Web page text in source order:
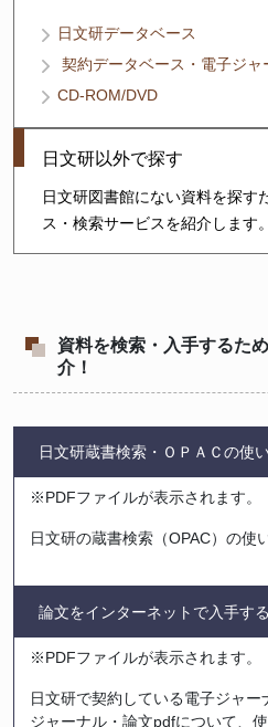
日文研データベース
契約データベース・電子ジャ
CD-ROM/DVD
日文研以外で探す
日文研図書館にない資料を探す
ス・検索サービスを紹介します。
資料を検索・入手するた
介！
日文研蔵書検索・ＯＰＡＣの使
※PDFファイルが表示されます。
日文研の蔵書検索（OPAC）の使
論文をインターネットで入手す
※PDFファイルが表示されます。
日文研で契約している電子ジャ
ジャーナル・論文pdfについて、